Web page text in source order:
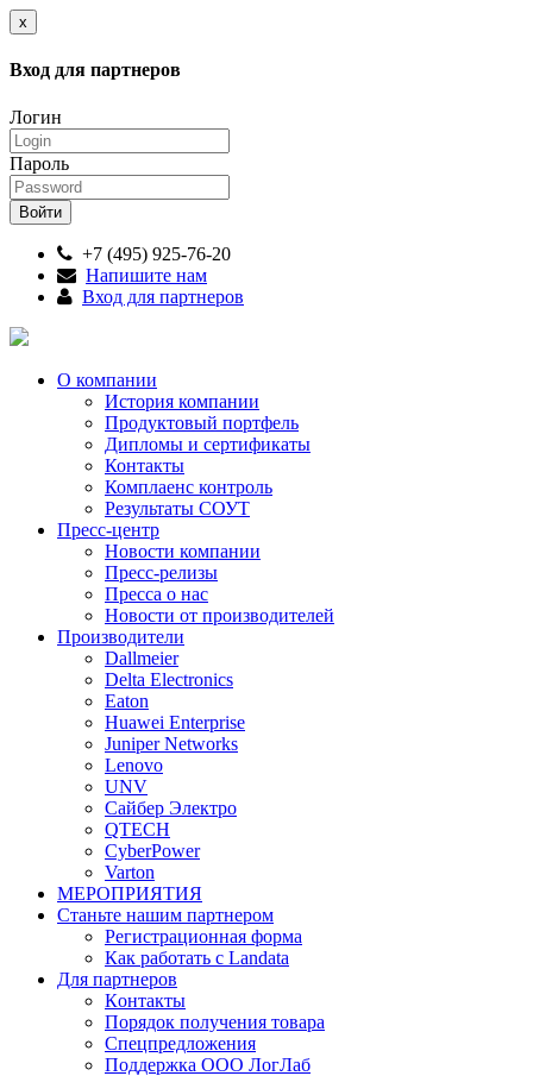
x
Вход для партнеров
Логин
Пароль
+7 (495) 925-76-20
Напишите нам
Вход для партнеров
О компании
История компании
Продуктовый портфель
Дипломы и сертификаты
Контакты
Комплаенс контроль
Результаты СОУТ
Пресс-центр
Новости компании
Пресс-релизы
Пресса о нас
Новости от производителей
Производители
Dallmeier
Delta Electronics
Eaton
Huawei Enterprise
Juniper Networks
Lenovo
UNV
Сайбер Электро
QTECH
CyberPower
Varton
МЕРОПРИЯТИЯ
Станьте нашим партнером
Регистрационная форма
Как работать с Landata
Для партнеров
Кoнтaкты
Порядок получения товара
Спецпредложения
Поддержка ООО ЛогЛаб